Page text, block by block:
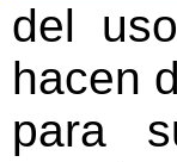
del
hacen
para